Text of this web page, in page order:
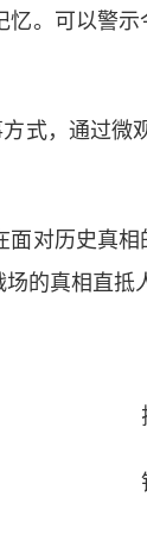
可以警示
，通过微
历史真相
的真相直抵
揭
铭